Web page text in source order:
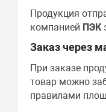
Продукция
компанией ПЭК
Заказ через
При заказе
товар можно
правилами